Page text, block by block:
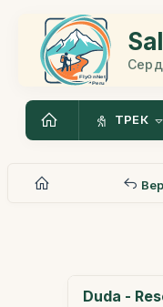
ТРЕК
Duda -